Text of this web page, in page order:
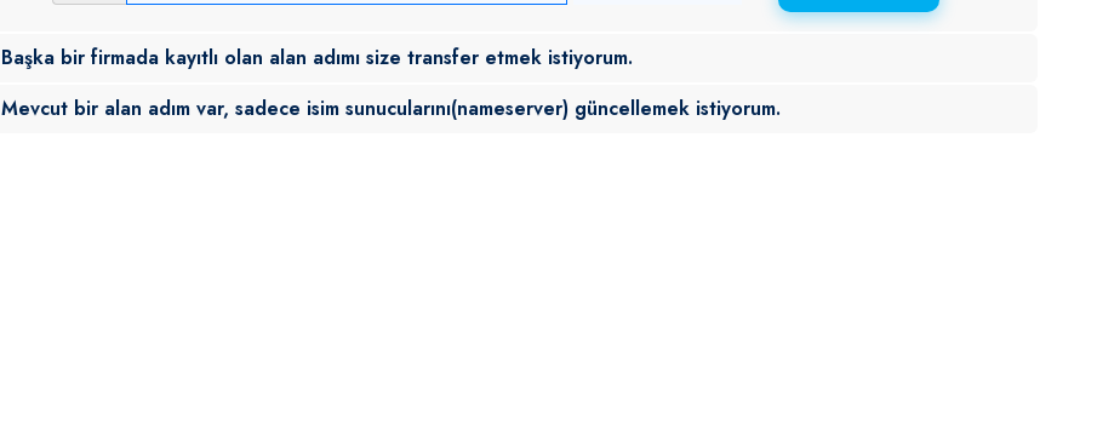
Başka bir firmada kayıtlı olan alan adımı size transfer etmek istiyorum.
Mevcut bir alan adım var, sadece isim sunucularını(nameserver) güncellemek istiyorum.